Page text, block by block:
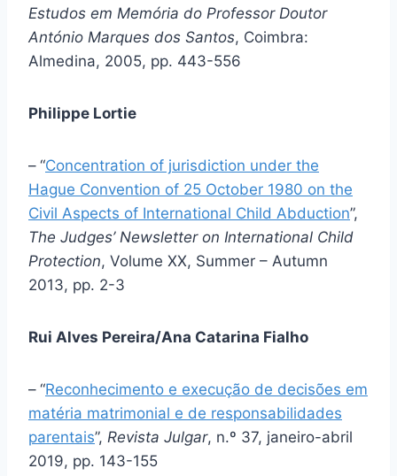
Estudos em Memória do Professor Doutor
António Marques dos Santos, Coimbra:
Almedina, 2005, pp. 443-556
Philippe Lortie
– “Concentration of jurisdiction under the
Hague Convention of 25 October 1980 on the
Civil Aspects of International Child Abduction”,
The Judges’ Newsletter on International Child
Protection, Volume XX, Summer – Autumn
2013, pp. 2-3
Rui Alves Pereira/Ana Catarina Fialho
– “Reconhecimento e execução de decisões em
matéria matrimonial e de responsabilidades
parentais”, Revista Julgar, n.º 37, janeiro-abril
2019, pp. 143-155